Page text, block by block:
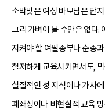
소박맞은 여성 바보담은 단
그리 가벼이 볼 수만은 없다.
지켜야 할 여필종부나 순종
철저하게 교육시키면서도,
실질적인 성 지식이나 가사
폐쇄성이나 비현실적 교육